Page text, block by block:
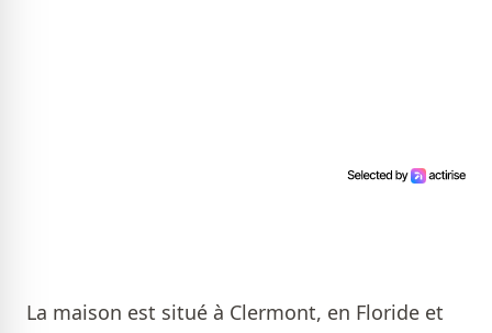
La maison est situé à Clermont, en Floride et